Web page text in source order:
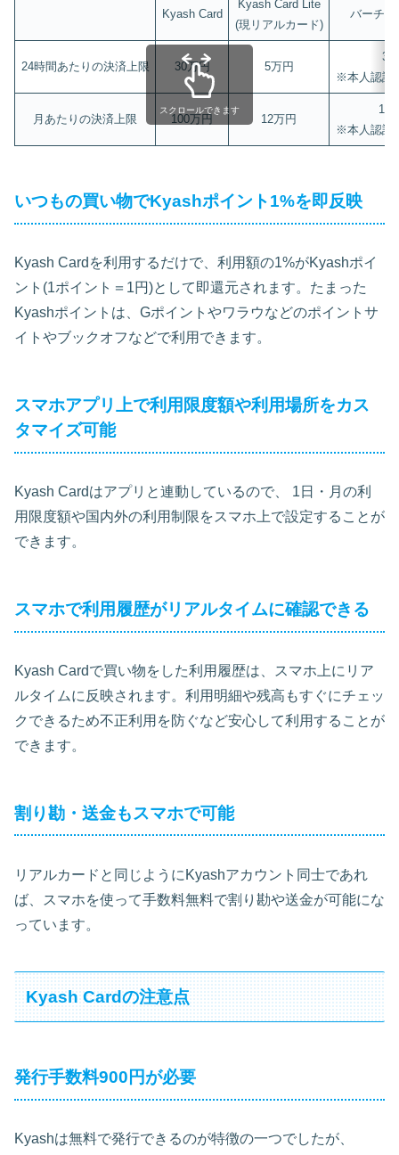
Kyash Card
Kyash Card Lite
(現リアルカード)
バーチ
24時間あたりの決済上限 30万円 5万円
3
※本人認証
月あたりの決済上限 100万円 12万円
12
※本人認証
スクロールできます
いつもの買い物でKyashポイント1%を即反映
Kyash Cardを利用するだけで、利用額の1%がKyashポイ
ント(1ポイント＝1円)として即還元されます。たまった
Kyashポイントは、Gポイントやワラウなどのポイントサ
イトやブックオフなどで利用できます。
スマホアプリ上で利用限度額や利用場所をカス
タマイズ可能
Kyash Cardはアプリと連動しているので、 1日・月の利
用限度額や国内外の利用制限をスマホ上で設定することが
できます。
スマホで利用履歴がリアルタイムに確認できる
Kyash Cardで買い物をした利用履歴は、スマホ上にリア
ルタイムに反映されます。利用明細や残高もすぐにチェッ
クできるため不正利用を防ぐなど安心して利用することが
できます。
割り勘・送金もスマホで可能
リアルカードと同じようにKyashアカウント同士であれ
ば、スマホを使って手数料無料で割り勘や送金が可能にな
っています。
Kyash Cardの注意点
発行手数料900円が必要
Kyashは無料で発行できるのが特徴の一つでしたが、